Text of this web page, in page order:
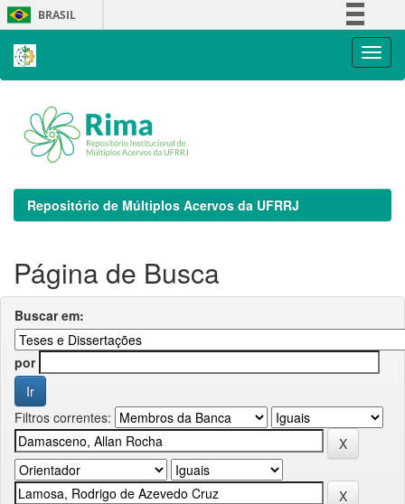
Skip
navigation
BRASIL
Repositório de Múltiplos Acervos da UFRRJ
Página de Busca
Buscar em:
por
Filtros correntes: